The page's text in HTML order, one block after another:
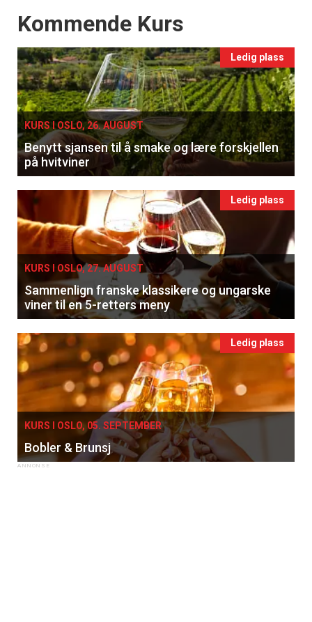
Events
Kommende Kurs
Ledig plass
KURS I OSLO, 26. AUGUST
Benytt sjansen til å smake og lære forskjellen
på hvitviner
Ledig plass
KURS I OSLO, 27. AUGUST
Sammenlign franske klassikere og ungarske
viner til en 5-retters meny
Ledig plass
KURS I OSLO, 05. SEPTEMBER
Bobler & Brunsj